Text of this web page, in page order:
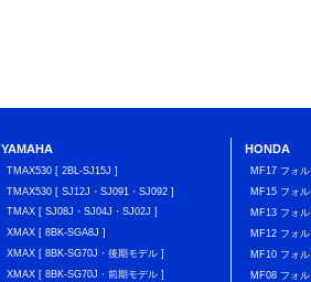
YAMAHA
TMAX530 [ 2BL-SJ15J ]
TMAX530 [ SJ12J・SJ091・SJ092 ]
TMAX [ SJ08J・SJ04J・SJ02J ]
XMAX [ 8BK-SGA8J ]
XMAX [ 8BK-SG70J・後期モデル ]
XMAX [ 8BK-SG70J・前期モデル ]
HONDA
MF17 フォ
MF15 フォ
MF13 フォ
MF12 フォ
MF10 フォ
MF08 フォ